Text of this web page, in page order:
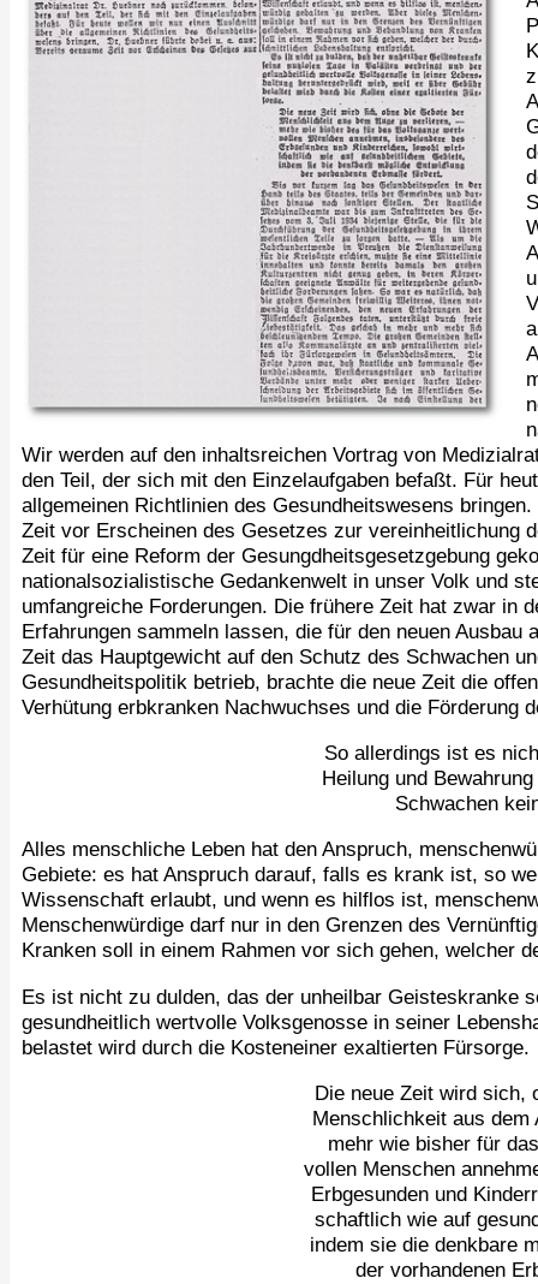
Wir werden auf den inhaltsreichen Vortrag von
den Teil, der sich mit den Einzelaufgaben befaßt. Für
allgemeinen Richtlinien des Gesundheitswesens
Zeit vor Erscheinen des Gesetzes zur vereinheitlichung
Zeit für eine Reform der Gesungdheitsgesetzgebung
nationalsozialistische Gedankenwelt in unser Volk und
umfangreiche Forderungen. Die frühere Zeit hat zwar in
Erfahrungen sammeln lassen, die für den neuen
Zeit das Hauptgewicht auf den Schutz des Schwachen
Gesundheitspolitik betrieb, brachte die neue Zeit die
Verhütung erbkranken Nachwuchses und die Förderung
So allerdings ist es
Heilung und
Schwachen
Alles menschliche Leben hat den Anspruch,
Gebiete: es hat Anspruch darauf, falls es krank ist, so
Wissenschaft erlaubt, und wenn es hilflos ist,
Menschenwürdige darf nur in den Grenzen des
Kranken soll in einem Rahmen vor sich gehen, welcher
Es ist nicht zu dulden, das der unheilbar Geisteskranke
gesundheitlich wertvolle Volksgenosse in seiner
belastet wird durch die Kosteneiner exaltierten Fürsorge.
Die neue Zeit wird sich,
Menschlichkeit aus dem
mehr wie bisher für
vollen Menschen
Erbgesunden und
schaftlich wie auf
indem sie die denkbare
der vorhandenen